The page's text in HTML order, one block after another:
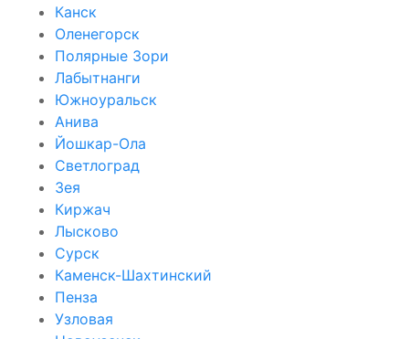
Канск
Оленегорск
Полярные Зори
Лабытнанги
Южноуральск
Анива
Йошкар-Ола
Светлоград
Зея
Киржач
Лысково
Сурск
Каменск-Шахтинский
Пенза
Узловая